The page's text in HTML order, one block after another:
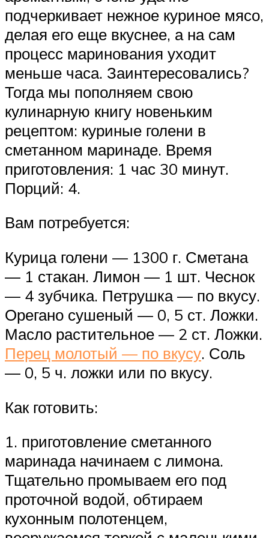
подчеркивает нежное куриное мясо,
делая его еще вкуснее, а на сам
процесс маринования уходит
меньше часа. Заинтересовались?
Тогда мы пополняем свою
кулинарную книгу новеньким
рецептом: куриные голени в
сметанном маринаде. Время
приготовления: 1 час 30 минут.
Порций: 4.
Вам потребуется:
Курица голени — 1300 г. Сметана
— 1 стакан. Лимон — 1 шт. Чеснок
— 4 зубчика. Петрушка — по вкусу.
Орегано сушеный — 0, 5 ст. Ложки.
Масло растительное — 2 ст. Ложки.
Перец молотый — по вкусу. Соль
— 0, 5 ч. ложки или по вкусу.
Как готовить:
1. приготовление сметанного
маринада начинаем с лимона.
Тщательно промываем его под
проточной водой, обтираем
кухонным полотенцем,